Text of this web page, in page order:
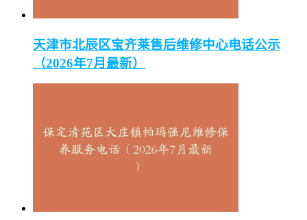
天津市北辰区宝齐莱售后维修中心电话公示
（2026年7月最新）